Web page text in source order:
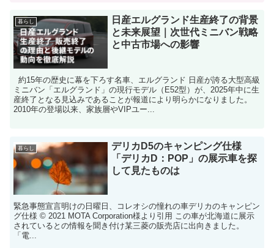
暮らし
日産エルグランド生産終了の背景
と未来展望｜次世代ミニバン戦略
と中古市場への影響
約15年の歴史に幕を下ろす名車、エルグランド 日産が誇る大型高級
ミニバン「エルグランド」の現行モデル（E52型）が、2025年中に生
産終了となる見込みであることが報道により明らかになりました。
2010年の登場以来、家族層やVIPユー...
暮らし
デリカD5のキャンピング仕様
「デリカD：POP」の展示車を探
して見たものは
緊急事態宣言明けの日曜日、コレオシの憧れの車デリカのキャンピン
グ仕様 © 2021 MOTA Corporation様より引用 この車が北海道に展示
されているとの情報を聞き付け某三菱の販売店に出向きました。
「電...